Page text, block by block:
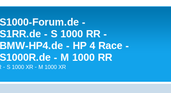
Forum.de -
- S 1000 RR -
HP4.de - HP 4 Race -
- M 1000 RR
S 1000 XR - M 1000 XR